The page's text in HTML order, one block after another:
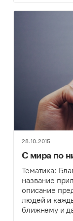
28.10.2015
С мира по
Тематика:
название
описание
людей и
ближнему и